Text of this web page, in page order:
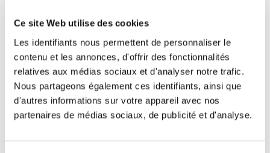
Ce site Web utilise des cookies
Les identifiants nous permettent de personnaliser le
contenu et les annonces, d'offrir des fonctionnalités
relatives aux médias sociaux et d'analyser notre trafic.
Nous partageons également ces identifiants, ainsi que
d'autres informations sur votre appareil avec nos
partenaires de médias sociaux, de publicité et d'analyse.
Question 1.
vous
Question 2.
rire - Indicatif Passé simple